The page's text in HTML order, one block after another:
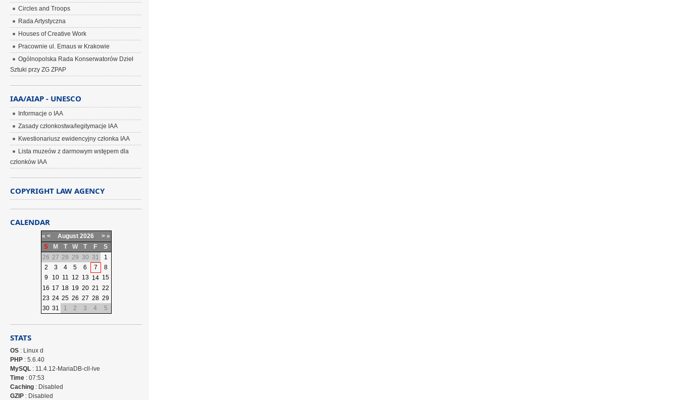
Circles and Troops
Rada Artystyczna
Houses of Creative Work
Pracownie ul. Emaus w Krakowie
Ogólnopolska Rada Konserwatorów Dzieł
Sztuki przy ZG ZPAP
IAA/AIAP - UNESCO
Informacje o IAA
Zasady członkostwa/legitymacje IAA
Kwestionariusz ewidencyjny członka IAA
Lista muzeów z darmowym wstępem dla
członków IAA
COPYRIGHT LAW AGENCY
CALENDAR
« < August 2026 > »
S
M T W T F
S
26 27 28 29 30 31
1
2
3 4 5 6 7
8
9
10 11 12 13 14 15
16 17 18 19 20 21 22
23 24 25 26 27 28 29
30 31 1 2 3 4 5
STATS
OS : Linux d
PHP : 5.6.40
MySQL : 11.4.12-MariaDB-cll-lve
Time : 07:53
Caching : Disabled
GZIP : Disabled